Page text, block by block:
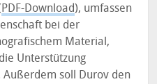
PDF-Download), umfassen
bei der
Material,
Unterstützung
soll Durov den